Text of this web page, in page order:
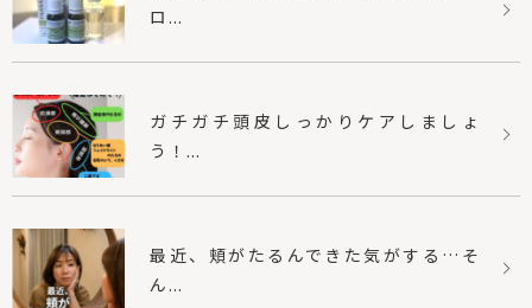
ロ...
ガチガチ頭皮しっかりケアしましょ
う！...
最近、頬がたるんできた気がする…そ
ん...